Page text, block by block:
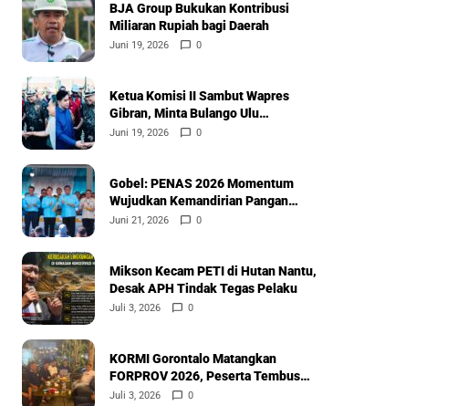
BJA Group Bukukan Kontribusi
Miliaran Rupiah bagi Daerah
Juni 19, 2026 0
Ketua Komisi II Sambut Wapres
Gibran, Minta Bulango Ulu
Diprioritaskan
Juni 19, 2026 0
Gobel: PENAS 2026 Momentum
Wujudkan Kemandirian Pangan
Nasional
Juni 21, 2026 0
Mikson Kecam PETI di Hutan Nantu,
Desak APH Tindak Tegas Pelaku
Juli 3, 2026 0
KORMI Gorontalo Matangkan
FORPROV 2026, Peserta Tembus
600
Juli 3, 2026 0